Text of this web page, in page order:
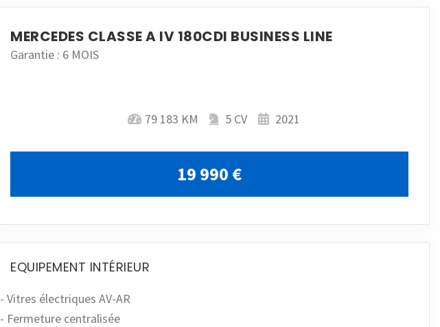
MERCEDES CLASSE A IV 180CDI BUSINESS LINE
Garantie : 6 MOIS
79 183 KM 5 CV 2021
19 990 €
EQUIPEMENT INTÉRIEUR
- Vitres électriques AV-AR
- Fermeture centralisée